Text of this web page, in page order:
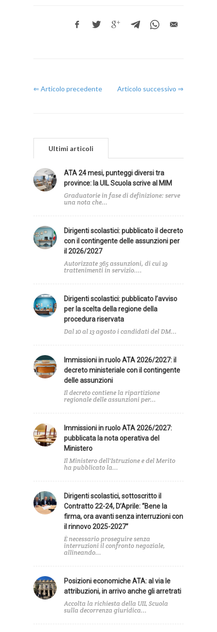
⇐ Articolo precedente Articolo successivo ⇒
Ultimi articoli
ATA 24 mesi, punteggi diversi tra
province: la UIL Scuola scrive al MIM
Graduatorie in fase di definizione: serve
una nota che...
Dirigenti scolastici: pubblicato il decreto
con il contingente delle assunzioni per
il 2026/2027
Autorizzate 365 assunzioni, di cui 19
trattenimenti in servizio....
Dirigenti scolastici: pubblicato l’avviso
per la scelta della regione della
procedura riservata
Dal 10 al 13 agosto i candidati del DM...
Immissioni in ruolo ATA 2026/2027: il
decreto ministeriale con il contingente
delle assunzioni
Il decreto contiene la ripartizione
regionale delle assunzioni per...
Immissioni in ruolo ATA 2026/2027:
pubblicata la nota operativa del
Ministero
Il Ministero dell'Istruzione e del Merito
ha pubblicato la...
Dirigenti scolastici, sottoscritto il
Contratto 22-24, D’Aprile: “Bene la
firma, ora avanti senza interruzioni con
il rinnovo 2025-2027”
È necessario proseguire senza
interruzioni il confronto negoziale,
allineando...
Posizioni economiche ATA: al via le
attribuzioni, in arrivo anche gli arretrati
Accolta la richiesta della UIL Scuola
sulla decorrenza giuridica...